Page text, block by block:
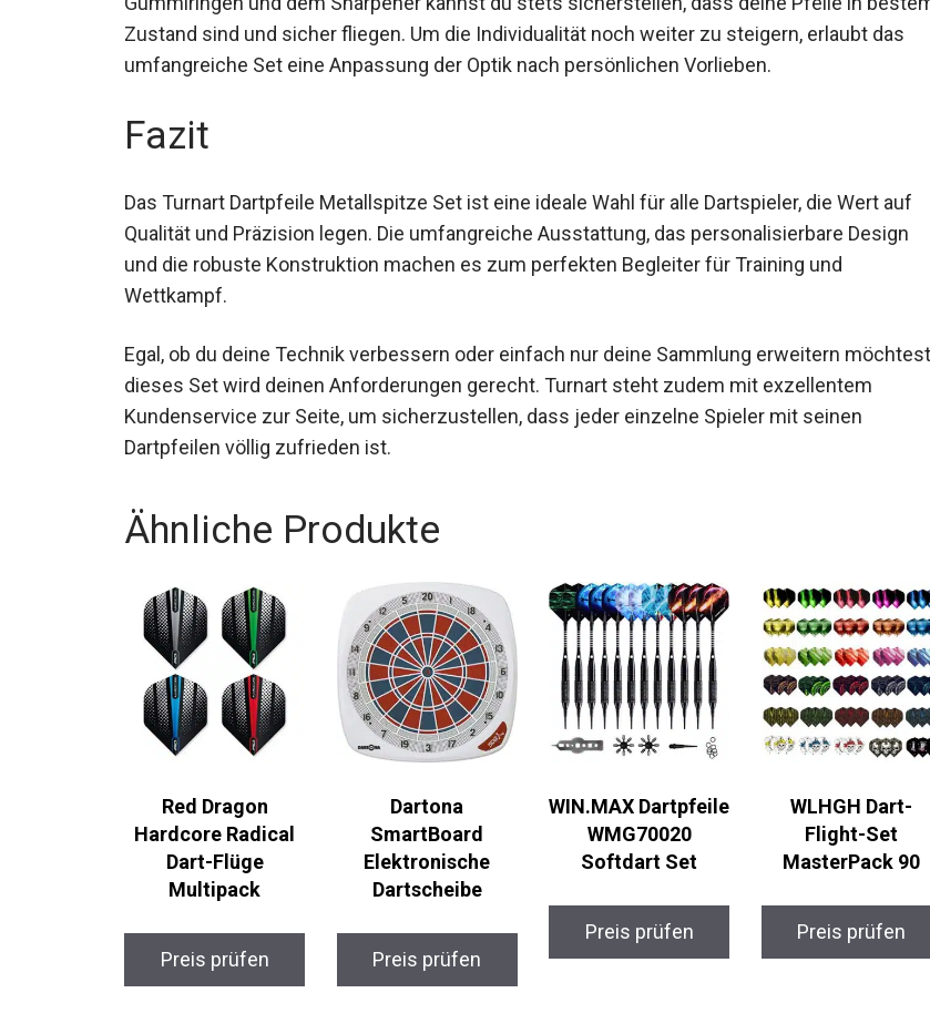
bestem Zustand sind und sicher fliegen. Um die Individualität noch weiter zu steigern,
erlaubt das umfangreiche Set eine Anpassung der Optik nach persönlichen Vorlieben.
Fazit
Das Turnart Dartpfeile Metallspitze Set ist eine ideale Wahl für alle Dartspieler, die Wert auf
Qualität und Präzision legen. Die umfangreiche Ausstattung, das personalisierbare Design
und die robuste Konstruktion machen es zum perfekten Begleiter für Training und
Wettkampf.
Egal, ob du deine Technik verbessern oder einfach nur deine Sammlung erweitern
möchtest, dieses Set wird deinen Anforderungen gerecht. Turnart steht zudem mit
exzellentem Kundenservice zur Seite, um sicherzustellen, dass jeder einzelne Spieler mit
seinen Dartpfeilen völlig zufrieden ist.
Ähnliche Produkte
Red Dragon
Hardcore Radical
Dart-Flüge
Multipack
Preis prüfen
Dartona
SmartBoard
Elektronische
Dartscheibe
Preis prüfen
WIN.MAX
Dartpfeile
WMG70020
WLHGH Dart-
Flight-Set
MasterPack 90
Preis prüfen